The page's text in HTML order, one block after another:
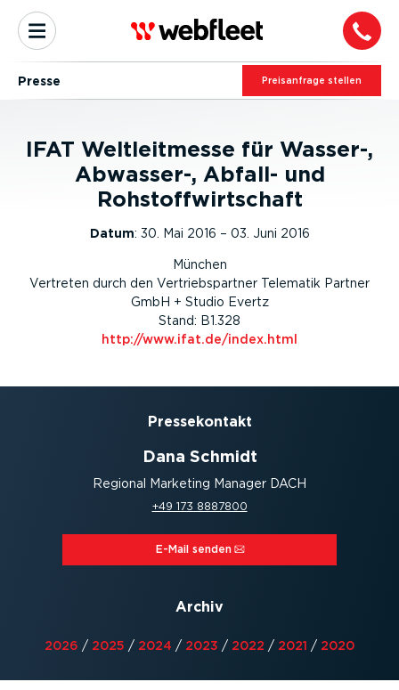
Presse Preis­an­frage stellen
IFAT Weltleitmesse für Wasser-,
Abwasser-, Abfall- und
Rohstoffwirtschaft
Datum: 30. Mai 2016 – 03. Juni 2016
München
Vertreten durch den Vertriebspartner Telematik Partner
GmbH + Studio Evertz
Stand: B1.328
http://www.ifat.de/index.html
Presse­kontakt
Dana Schmidt
Regional Marketing Manager DACH
+49 173 8887800
E-Mail senden⁠
Archiv
2026 / 2025 / 2024 / 2023 / 2022 / 2021 / 2020